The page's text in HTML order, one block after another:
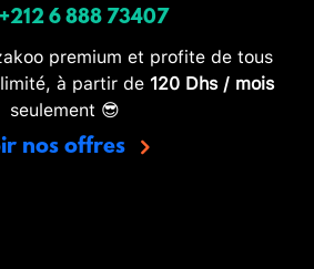
+212 6 888 73407
premium et profite de tous
à partir de 120 Dhs / mois
seulement 😎
nos offres